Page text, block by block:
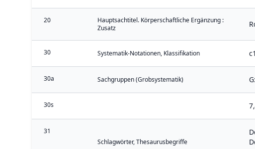
20
Hauptsachtitel. Körperschaftliche Ergänzung :
Zusatz
30 Systematik-Notationen, Klassifikation c1
30a Sachgruppen (Grobsystematik)
30s
31
Schlagwörter, Thesaurusbegriffe